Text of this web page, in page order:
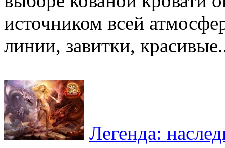
источником всей
линии, завитки,
Легенда: